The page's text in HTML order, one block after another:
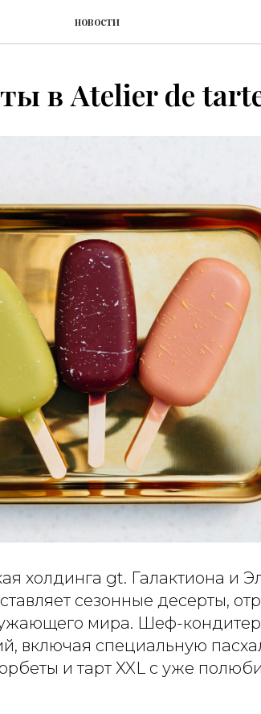
новости
в Atelier de
холдинга gt. Галактиона и
сезонные десерты,
мира. Шеф-
включая специальную
и тарт XXL с уже